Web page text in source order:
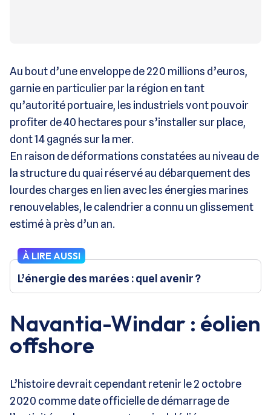
Au bout d’une enveloppe de 220 millions d’euros,
garnie en particulier par la région en tant
qu’autorité portuaire, les industriels vont pouvoir
profiter de 40 hectares pour s’installer sur place,
dont 14 gagnés sur la mer.
En raison de déformations constatées au niveau de
la structure du quai réservé au débarquement des
lourdes charges en lien avec les énergies marines
renouvelables, le calendrier a connu un glissement
estimé à près d’un an.
À LIRE AUSSI
L’énergie des marées : quel avenir ?
Navantia-Windar : éolien
offshore
L’histoire devrait cependant retenir le 2 octobre
2020 comme date officielle de démarrage de